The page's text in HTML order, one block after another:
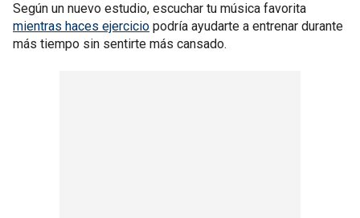
Según un nuevo estudio, escuchar tu música favorita
mientras haces ejercicio podría ayudarte a entrenar durante
más tiempo sin sentirte más cansado.